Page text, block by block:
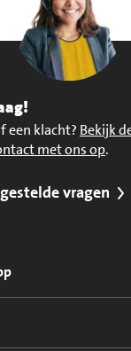
een klacht? Bekijk
met ons op.
vragen